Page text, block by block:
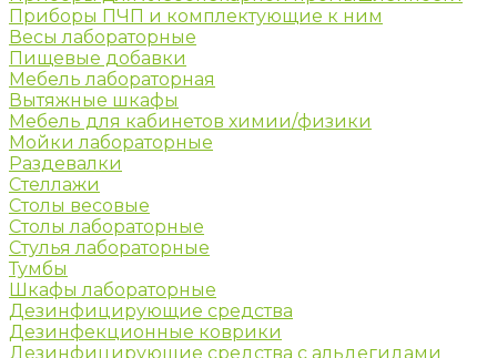
Приборы ПЧП и комплектующие к ним
Весы лабораторные
Пищевые добавки
Мебель лабораторная
Вытяжные шкафы
Мебель для кабинетов химии/физики
Мойки лабораторные
Раздевалки
Стеллажи
Столы весовые
Столы лабораторные
Стулья лабораторные
Тумбы
Шкафы лабораторные
Дезинфицирующие средства
Дезинфекционные коврики
Дезинфицирующие средства с альдегидами